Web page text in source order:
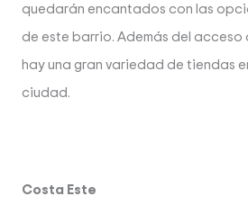
quedarán encantados con las
de este barrio. Además del acceso
hay una gran variedad de tiendas
ciudad.
Costa Este